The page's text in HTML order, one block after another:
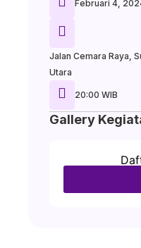
Februari 4,
Jalan Cemara Raya,
Utara
20:00 WIB
Gallery